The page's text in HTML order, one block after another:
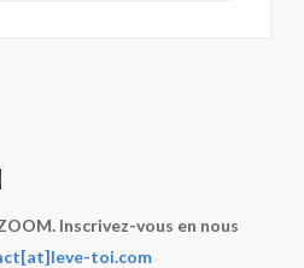
Inscrivez-vous en nous
toi.com